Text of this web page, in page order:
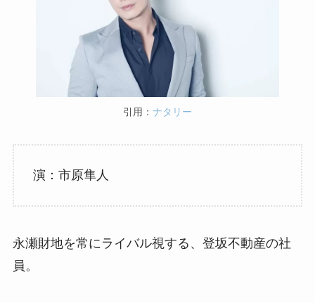
引用： ナタリー
演：市原隼人
永瀬財地を常にライバル視する、登坂不動産の社
員。